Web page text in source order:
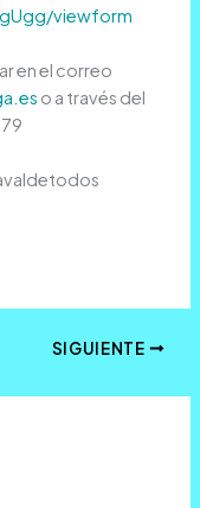
viewform
en el correo
o a través del
SIGUIENTE